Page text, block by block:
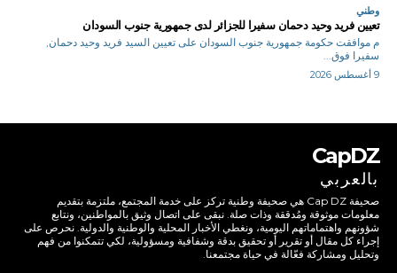
وطني
تعيين فريد وحيد دحمان سفيرا للجزائر لدى جمهورية جنوب السودان
م موافقت حكومة جمهورية جنوب السودان على تعيين السيد فريد وحيد دحمان,
سفيرا فوق...
9 أغسطس 2026
CapDZ
بالعربي
صحيفة Cap DZ هي صحيفة وطنية تركز على خدمة المجتمع، ملتزمة بتقديم
معلومات موثوقة ومُدققة وذات صلة. نبقى على اتصال وثيق بالمواطنين، ونتابع
شؤونهم واهتماماتهم اليومية، ونغطي الأخبار المحلية والوطنية والدولية. نحرص على
إجراء كل مقال أو تقرير أو تحقيق بدقة وشفافية ومسؤولية، لكي تتمكنوا من فهم
وتحليل ومشاركة فعّالة في حياة مجتمعنا.